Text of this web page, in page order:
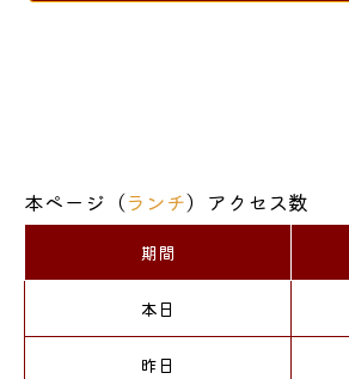
本ページ（ランチ）アクセス数
期間
本日
昨日